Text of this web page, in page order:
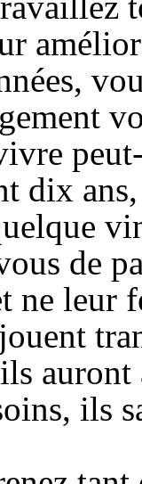
dix
de
ne leur
ils